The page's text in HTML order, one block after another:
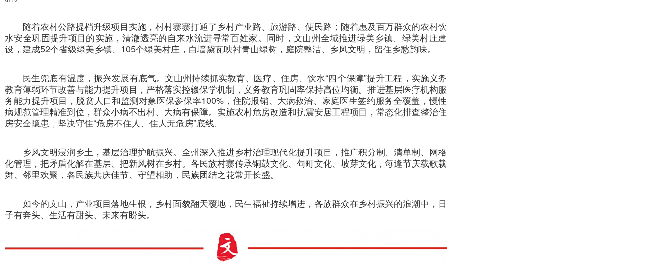
随着农村公路提档升级项目实施，村村寨寨打通了乡村产业路、旅游路、便民路；随着惠及百万群众的农村饮
水安全巩固提升项目的实施，清澈透亮的自来水流进寻常百姓家。同时，文山州全域推进绿美乡镇、绿美村庄建
设，建成52个省级绿美乡镇、105个绿美村庄，白墙黛瓦映衬青山绿树，庭院整洁、乡风文明，留住乡愁韵味。
民生兜底有温度，振兴发展有底气。文山州持续抓实教育、医疗、住房、饮水“四个保障”提升工程，实施义务
教育薄弱环节改善与能力提升项目，严格落实控辍保学机制，义务教育巩固率保持高位均衡。推进基层医疗机构服
务能力提升项目，脱贫人口和监测对象医保参保率100%，住院报销、大病救治、家庭医生签约服务全覆盖，慢性
病规范管理精准到位，群众小病不出村、大病有保障。实施农村危房改造和抗震安居工程项目，常态化排查整治住
房安全隐患，坚决守住“危房不住人、住人无危房”底线。
乡风文明浸润乡土，基层治理护航振兴。全州深入推进乡村治理现代化提升项目，推广积分制、清单制、网格
化管理，把矛盾化解在基层、把新风树在乡村。各民族村寨传承铜鼓文化、句町文化、坡芽文化，每逢节庆载歌载
舞、邻里欢聚，各民族共庆佳节、守望相助，民族团结之花常开长盛。
如今的文山，产业项目落地生根，乡村面貌翻天覆地，民生福祉持续增进，各族群众在乡村振兴的浪潮中，日
子有奔头、生活有甜头、未来有盼头。